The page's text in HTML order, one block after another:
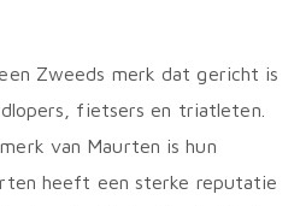
op
Zweeds merk dat gericht is
fietsers en triatleten.
van Maurten is hun
heeft een sterke reputatie